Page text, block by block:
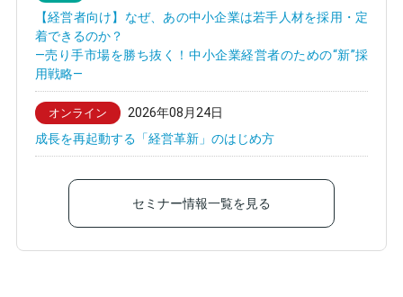
【経営者向け】なぜ、あの中小企業は若手人材を採用・定
着できるのか？
—売り手市場を勝ち抜く！中小企業経営者のための“新”採
用戦略—
オンライン
2026年08月24日
成長を再起動する「経営革新」のはじめ方
セミナー情報一覧を見る